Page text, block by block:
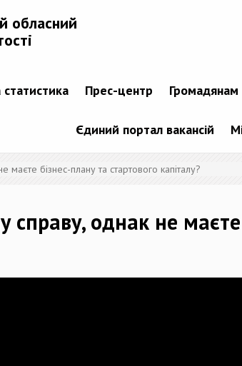
обласний
статистика Прес-центр Громадянам
Єдиний портал вакансій
маєте бізнес-плану та стартового капіталу?
справу, однак не